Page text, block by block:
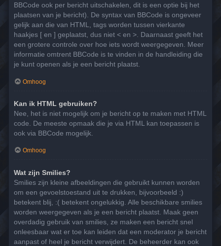
BBCode ook per bericht uitschakelen, dit is een optie bij het
plaatsen van je bericht). De syntax van BBCode is ongeveer
gelijk aan die van HTML, tags worden tussen vierkante
haakjes [ en ] geplaatst, dus niet < en >. Daarnaast geeft het
een grotere controle over hoe iets wordt weergegeven. Meer
informatie omtrent BBCode is te vinden in de handleiding die
je kunt openen als je een bericht plaatst.
Omhoog
Kan ik HTML gebruiken?
Nee, het is niet mogelijk om je bericht op te maken met HTML
code. De meeste opmaak die je via HTML kan toepassen is
ook via BBCode mogelijk.
Omhoog
Wat zijn Smilies?
Smilies zijn kleine afbeeldingen die gebruikt kunnen worden
om een gevoelstoestand uit te drukken, bijvoorbeeld :)
betekent blij, :( betekent ongelukkig. Alle beschikbare smilies
worden weergegeven als je een bericht plaatst. Maak geen
overdadig gebruik van smilies, ze maken een bericht snel
onleesbaar wat er toe kan leiden dat een moderator je bericht
aanpast of heel je bericht verwijdert. De beheerder kan ook